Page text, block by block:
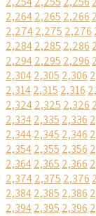
2,2642,265 2,266
2,2742,275 2,276
2,2842,285 2,286
2,2942,295 2,296
2,3042,305 2,306
2,3142,315 2,316
2,3242,325 2,326
2,3342,335 2,336
2,3442,345 2,346
2,3542,355 2,356
2,3642,365 2,366
2,3742,375 2,376
2,3842,385 2,386
2,3942,395 2,396